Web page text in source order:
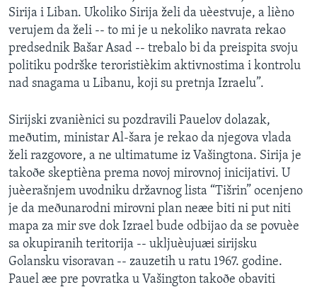
Sirija i Liban. Ukoliko Sirija želi da uèestvuje, a lièno
verujem da želi -- to mi je u nekoliko navrata rekao
predsednik Bašar Asad -- trebalo bi da preispita svoju
politiku podrške teroristièkim aktivnostima i kontrolu
nad snagama u Libanu, koji su pretnja Izraelu”.
Sirijski zvaniènici su pozdravili Pauelov dolazak,
meðutim, ministar Al-šara je rekao da njegova vlada
želi razgovore, a ne ultimatume iz Vašingtona. Sirija je
takoðe skeptièna prema novoj mirovnoj inicijativi. U
juèerašnjem uvodniku državnog lista “Tišrin” ocenjeno
je da meðunarodni mirovni plan neæe biti ni put niti
mapa za mir sve dok Izrael bude odbijao da se povuèe
sa okupiranih teritorija -- ukljuèujuæi sirijsku
Golansku visoravan -- zauzetih u ratu 1967. godine.
Pauel æe pre povratka u Vašington takoðe obaviti